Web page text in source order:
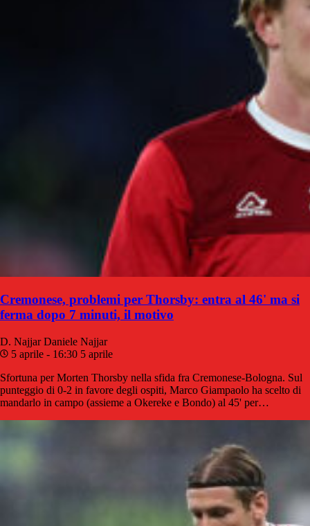
Cremonese, problemi per Thorsby: entra al 46' ma si
ferma dopo 7 minuti, il motivo
D. Najjar Daniele Najjar
5 aprile - 16:30 5 aprile
Sfortuna per Morten Thorsby nella sfida fra Cremonese-Bologna. Sul
punteggio di 0-2 in favore degli ospiti, Marco Giampaolo ha scelto di
mandarlo in campo (assieme a Okereke e Bondo) al 45' per…